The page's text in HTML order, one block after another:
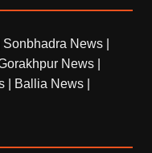
Sonbhadra News
News
Ballia News